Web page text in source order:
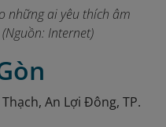
những ai yêu thích âm
Internet)
An Lợi Đông, TP.